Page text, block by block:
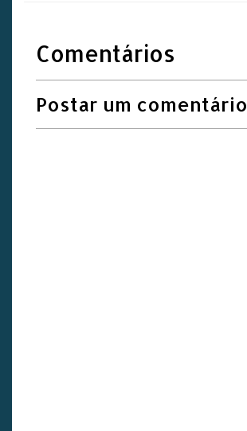
Comentários
Postar um comentário